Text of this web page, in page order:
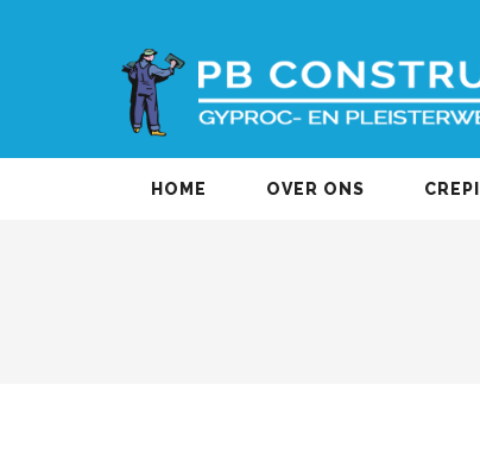
HOME OVER ONS CREPI